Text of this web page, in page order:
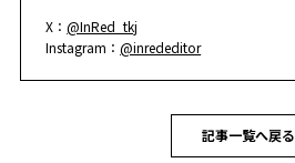
X：@InRed_tkj
Instagram：@inrededitor
記事一覧へ戻る